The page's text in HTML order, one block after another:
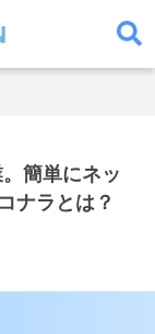
簡単にネッ
ナラとは？